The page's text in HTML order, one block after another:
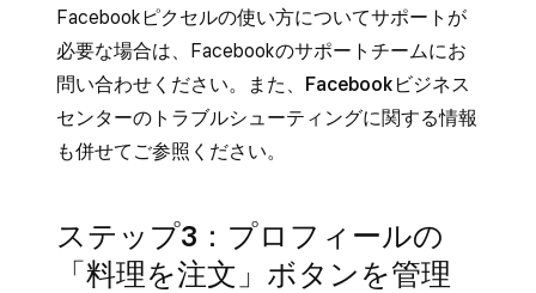
Facebookピクセルの使い方についてサポートが
必要な場合は、Facebookのサポートチームにお
問い合わせください。また、 Facebookビジネス
センターのトラブルシューティングに関する情報
も併せてご参照ください。
ステップ3：プロフィールの
「料理を注文」ボタンを管理